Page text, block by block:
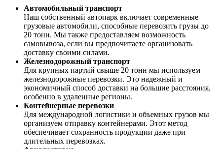
Автомобильный транспорт
Наш собственный автопарк включает современные
грузовые автомобили, способные перевозить грузы до
20 тонн. Мы также предоставляем возможность
самовывоза, если вы предпочитаете организовать
доставку своими силами.
Железнодорожный транспорт
Для крупных партий свыше 20 тонн мы используем
железнодорожные перевозки. Это надежный и
экономичный способ доставки на большие расстояния,
особенно в удаленные регионы.
Контейнерные перевозки
Для международной логистики и объемных грузов мы
организуем отправку контейнерами. Этот метод
обеспечивает сохранность продукции даже при
длительных перевозках.